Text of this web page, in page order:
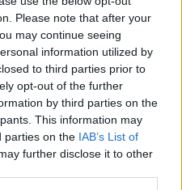
Please note that after your
may continue seeing
information utilized by
to third parties prior to
opt-out of the further
by third parties on the
This information may
parties on the IAB’s List of
further disclose it to other
Mestyán Ádám kritikus
rendező, Rényi András
Trafó igazgatója
jegy- és
Trafó-plakátokhoz